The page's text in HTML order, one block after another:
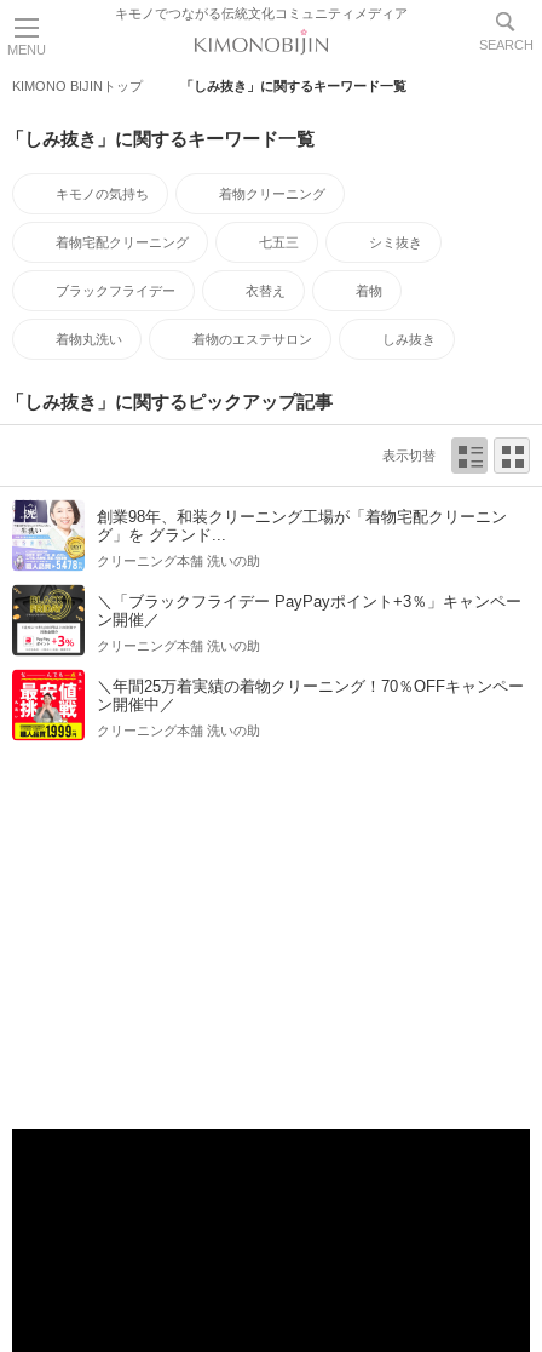
MENU
キモノでつながる伝統文化コミュニティメディア
SEARCH
KIMONO BIJINトップ 「しみ抜き」に関するキーワード一覧
「しみ抜き」に関するキーワード一覧
キモノの気持ち 着物クリーニング
着物宅配クリーニング 七五三 シミ抜き
ブラックフライデー 衣替え 着物
着物丸洗い 着物のエステサロン しみ抜き
「しみ抜き」に関するピックアップ記事
表示切替
創業98年、和装クリーニング工場が「着物宅配クリーニン
グ」を グランド...
クリーニング本舗 洗いの助
＼「ブラックフライデー PayPayポイント+3％」キャンペー
ン開催／
クリーニング本舗 洗いの助
＼年間25万着実績の着物クリーニング！70％OFFキャンペー
ン開催中／
クリーニング本舗 洗いの助